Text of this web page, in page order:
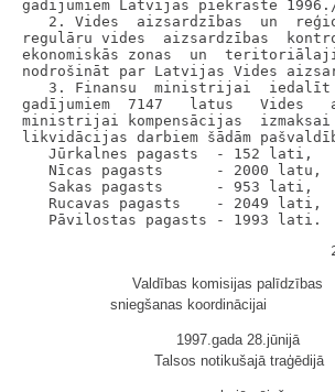
gadījumiem Latvijas piekrastē 1996./
2. Vides  aizsardzības  un
regulāru vides  aizsardzības
ekonomiskās zonas  un
nodrošināt par Latvijas Vides
3. Finansu  ministrijai  iedalīt
gadījumiem  7147   latus   Vides
ministrijai kompensācijas
likvidācijas darbiem šādām
Jūrkalnes pagasts  - 152 lati,
Nīcas pagasts      - 2000 latu,
Sakas pagasts      - 953 lati,
Rucavas pagasts    - 2049 lati,
Valdības komisijas palīdzības
sniegšanas koordinācijai
1997.gada 28.jūnijā
Talsos notikušajā traģēdijā